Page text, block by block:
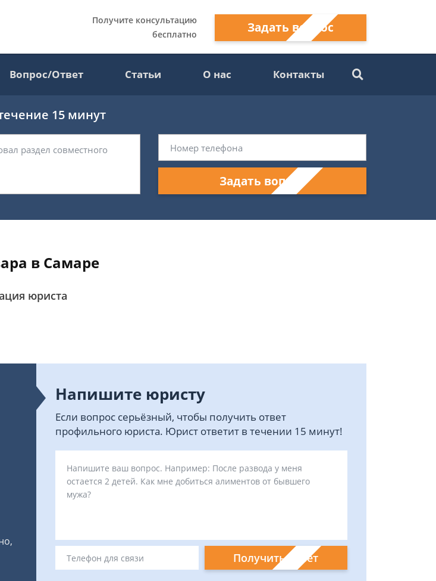
Получите консультацию
бесплатно
Задать вопрос
Вопрос/Ответ Статьи О нас Контакты
15 минут
Задать вопрос
в Самаре
юриста
Напишите юристу
Если вопрос серьёзный, чтобы получить ответ
профильного юриста. Юрист ответит в течении 15 минут!
Получить ответ